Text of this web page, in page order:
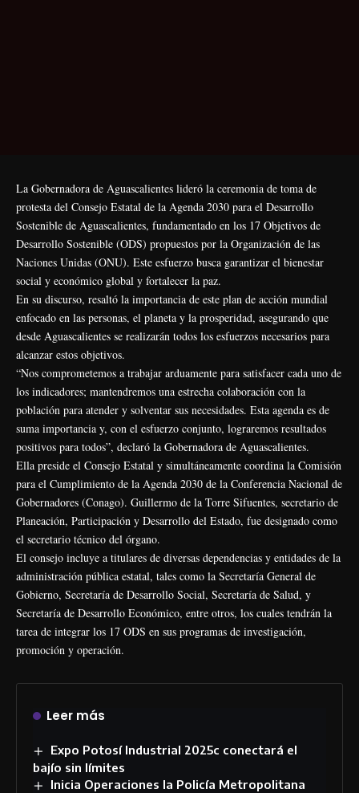
La Gobernadora de Aguascalientes lideró la ceremonia de toma de
protesta del Consejo Estatal de la Agenda 2030 para el Desarrollo
Sostenible de Aguascalientes, fundamentado en los 17 Objetivos de
Desarrollo Sostenible (ODS) propuestos por la Organización de las
Naciones Unidas (ONU). Este esfuerzo busca garantizar el bienestar
social y económico global y fortalecer la paz.
En su discurso, resaltó la importancia de este plan de acción mundial
enfocado en las personas, el planeta y la prosperidad, asegurando que
desde Aguascalientes se realizarán todos los esfuerzos necesarios para
alcanzar estos objetivos.
“Nos comprometemos a trabajar arduamente para satisfacer cada uno de
los indicadores; mantendremos una estrecha colaboración con la
población para atender y solventar sus necesidades. Esta agenda es de
suma importancia y, con el esfuerzo conjunto, lograremos resultados
positivos para todos”, declaró la Gobernadora de Aguascalientes.
Ella preside el Consejo Estatal y simultáneamente coordina la Comisión
para el Cumplimiento de la Agenda 2030 de la Conferencia Nacional de
Gobernadores (Conago). Guillermo de la Torre Sifuentes, secretario de
Planeación, Participación y Desarrollo del Estado, fue designado como
el secretario técnico del órgano.
El consejo incluye a titulares de diversas dependencias y entidades de la
administración pública estatal, tales como la Secretaría General de
Gobierno, Secretaría de Desarrollo Social, Secretaría de Salud, y
Secretaría de Desarrollo Económico, entre otros, los cuales tendrán la
tarea de integrar los 17 ODS en sus programas de investigación,
promoción y operación.
Leer más
Expo Potosí Industrial 2025c conectará el
bajío sin límites
Inicia Operaciones la Policía Metropolitana